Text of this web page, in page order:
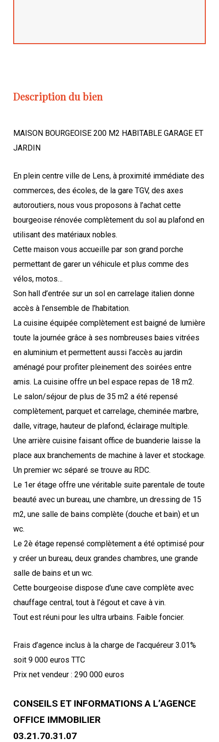
Description du bien
MAISON BOURGEOISE 200 M2 HABITABLE GARAGE ET
JARDIN
En plein centre ville de Lens, à proximité immédiate des
commerces, des écoles, de la gare TGV, des axes
autoroutiers, nous vous proposons à l’achat cette
bourgeoise rénovée complètement du sol au plafond en
utilisant des matériaux nobles.
Cette maison vous accueille par son grand porche
permettant de garer un véhicule et plus comme des
vélos, motos…
Son hall d’entrée sur un sol en carrelage italien donne
accès à l’ensemble de l’habitation.
La cuisine équipée complètement est baigné de lumière
toute la journée grâce à ses nombreuses baies vitrées
en aluminium et permettent aussi l’accès au jardin
aménagé pour profiter pleinement des soirées entre
amis. La cuisine offre un bel espace repas de 18 m2.
Le salon/séjour de plus de 35 m2 a été repensé
complètement, parquet et carrelage, cheminée marbre,
dalle, vitrage, hauteur de plafond, éclairage multiple.
Une arrière cuisine faisant office de buanderie laisse la
place aux branchements de machine à laver et stockage.
Un premier wc séparé se trouve au RDC.
Le 1er étage offre une véritable suite parentale de toute
beauté avec un bureau, une chambre, un dressing de 15
m2, une salle de bains complète (douche et bain) et un
wc.
Le 2è étage repensé complètement a été optimisé pour
y créer un bureau, deux grandes chambres, une grande
salle de bains et un wc.
Cette bourgeoise dispose d’une cave complète avec
chauffage central, tout à l’égout et cave à vin.
Tout est réuni pour les ultra urbains. Faible foncier.
Frais d’agence inclus à la charge de l’acquéreur 3.01%
soit 9 000 euros TTC
Prix net vendeur : 290 000 euros
CONSEILS ET INFORMATIONS A L’AGENCE
OFFICE IMMOBILIER
03.21.70.31.07